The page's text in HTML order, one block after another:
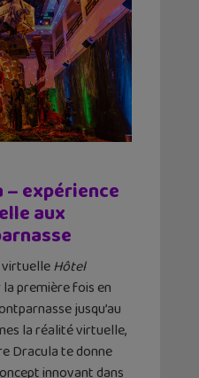
– expérience
aux
virtuelleHôtel
la première fois en
jusqu’au
la réalité virtuelle,
Dracula te donne
innovant dans